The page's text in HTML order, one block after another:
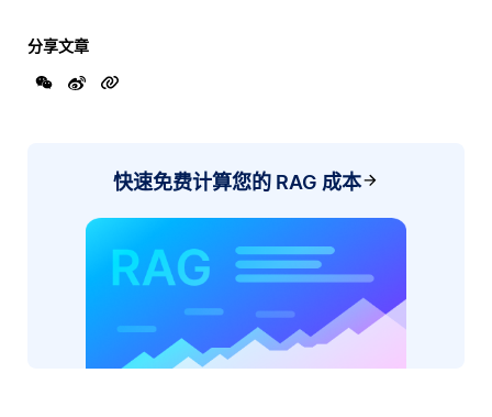
分享文章
快速免费计算您的 RAG 成本